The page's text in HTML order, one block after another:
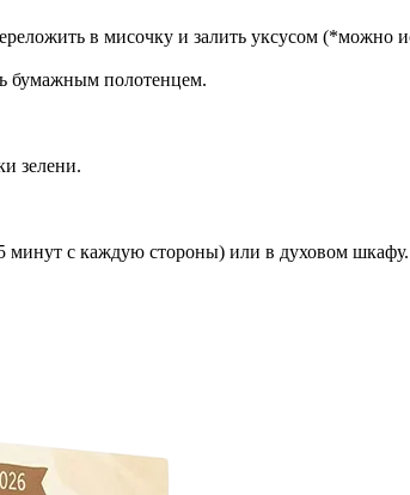
в мисочку и залить уксусом (*можно
бумажным полотенцем.
зелени.
минут с каждую стороны) или в духовом шкафу.